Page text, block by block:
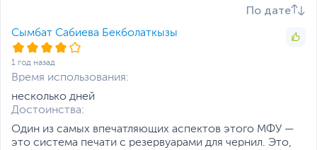
печати, а также от
конфигурации системы.
Поэтому реальная
Сканирование
Тип сканера
DPI
По дате
Сымбат Сабиева Бекболаткызы
1 год назад
Время использования:
несколько дней
Достоинства:
Один из самых впечатляющих аспектов этого МФУ —
это система печати с резервуарами для чернил. Это,